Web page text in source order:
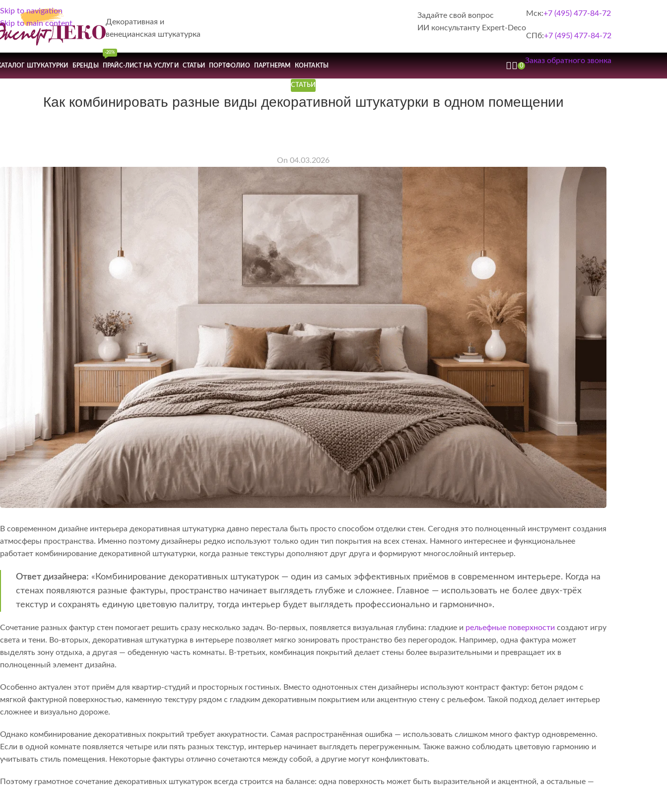
Skip to navigation
Skip to main content
Декоративная и
венецианская штукатурка
Задайте свой вопрос
ИИ консультанту Expert-Deco
Мск:+7 (495) 477-84-72
СПб:+7 (495) 477-84-72
ШТУКАТУРКИ БРЕНДЫ ПРАЙС-ЛИСТ НА УСЛУГИ
-20%
СТАТЬИ ПОРТФОЛИО ПАРТНЕРАМ КОНТАКТЫ 0
Заказ обратного звонка
СТАТЬИ
Как комбинировать разные виды декоративной штукатурки в одном помещении
On 04.03.2026
В современном дизайне интерьера декоративная штукатурка давно перестала быть просто способом отделки стен. Сегодня это полноценный инструмент создания
атмосферы пространства. Именно поэтому дизайнеры редко используют только один тип покрытия на всех стенах. Намного интереснее и функциональнее
работает комбинирование декоративной штукатурки, когда разные текстуры дополняют друг друга и формируют многослойный интерьер.
Ответ дизайнера: «Комбинирование декоративных штукатурок — один из самых эффективных приёмов в современном интерьере. Когда на
стенах появляются разные фактуры, пространство начинает выглядеть глубже и сложнее. Главное — использовать не более двух-трёх
текстур и сохранять единую цветовую палитру, тогда интерьер будет выглядеть профессионально и гармонично».
Сочетание разных фактур стен помогает решить сразу несколько задач. Во-первых, появляется визуальная глубина: гладкие и рельефные поверхности создают игру
света и тени. Во-вторых, декоративная штукатурка в интерьере позволяет мягко зонировать пространство без перегородок. Например, одна фактура может
выделять зону отдыха, а другая — обеденную часть комнаты. В-третьих, комбинация покрытий делает стены более выразительными и превращает их в
полноценный элемент дизайна.
Особенно актуален этот приём для квартир-студий и просторных гостиных. Вместо однотонных стен дизайнеры используют контраст фактур: бетон рядом с
мягкой фактурной поверхностью, каменную текстуру рядом с гладким декоративным покрытием или акцентную стену с рельефом. Такой подход делает интерьер
сложнее и визуально дороже.
Однако комбинирование декоративных покрытий требует аккуратности. Самая распространённая ошибка — использовать слишком много фактур одновременно.
Если в одной комнате появляется четыре или пять разных текстур, интерьер начинает выглядеть перегруженным. Также важно соблюдать цветовую гармонию и
учитывать стиль помещения. Некоторые фактуры отлично сочетаются между собой, а другие могут конфликтовать.
Поэтому грамотное сочетание декоративных штукатурок всегда строится на балансе: одна поверхность может быть выразительной и акцентной, а остальные —